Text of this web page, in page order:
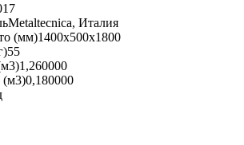
Metaltecnica, Италия
(мм)1400x500x1800
55
1,260000
(м3)0,180000